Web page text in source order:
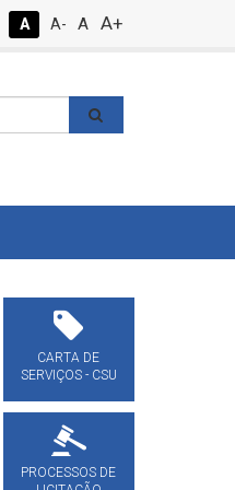
A A- A A+
CARTA DE
SERVIÇOS - CSU
PROCESSOS DE